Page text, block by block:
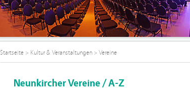
Startseite> Kultur & Veranstaltungen> Vereine
Neunkircher Vereine / A-Z